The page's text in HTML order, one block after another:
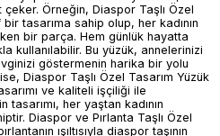
Örneğin, Diaspor Taşlı Özel
tasarıma sahip olup, her kadının
bir parça. Hem günlük hayatta
kullanılabilir. Bu yüzük, annelerinizi
göstermenin harika bir yolu
Diaspor Taşlı Özel Tasarım Yüzük
ve kaliteli işçiliği ile
her yaştan kadının
Diaspor ve Pırlanta Taşlı Özel
ışıltısıyla diaspor taşının